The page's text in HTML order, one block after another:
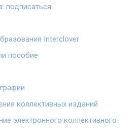
подписаться
Interclover
пособие
коллективных изданий
электронного коллективного